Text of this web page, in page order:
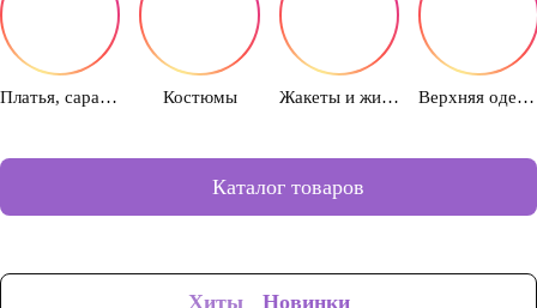
Платья, сарафаны Костюмы Жакеты и жилеты Верхняя одежда
Каталог товаров
Хиты Новинки